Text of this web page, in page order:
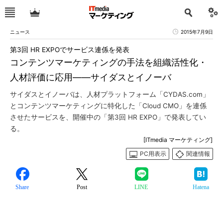
ニュース 2015年7月9日
コンテンツマーケティングの手法を組織活性化・
人材評価に応用――サイダスとイノーバ
第3回 HR EXPOでサービス連係を発表
サイダスとイノーバは、人材プラットフォーム「CYDAS.com」
とコンテンツマーケティングに特化した「Cloud CMO」を連係
させたサービスを、開催中の「第3回 HR EXPO」で発表してい
る。
[ITmedia マーケティング]
PC用表示
関連情報
Share Post LINE Hatena